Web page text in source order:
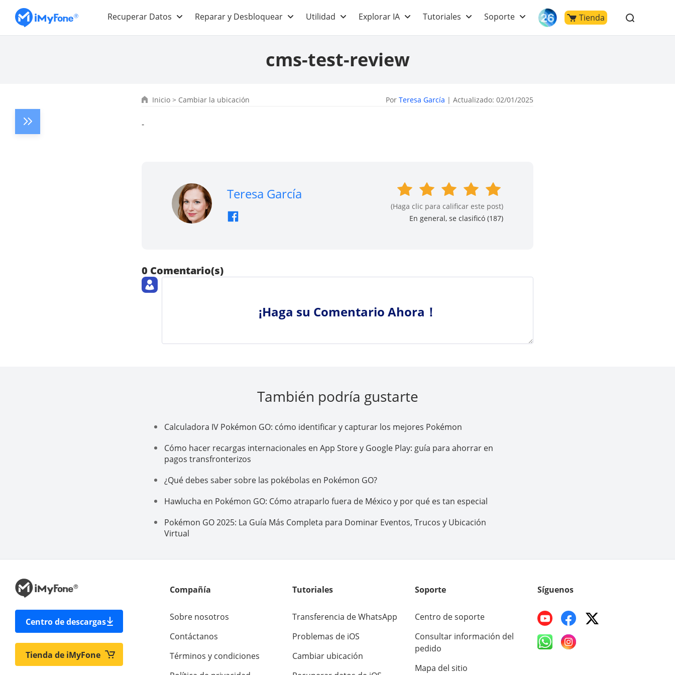
Recuperar Datos Reparar y Desbloquear Utilidad Explorar IA Tutoriales Soporte Tienda
cms-test-review
Inicio > Cambiar la ubicación Por Teresa García | Actualizado: 02/01/2025
-
Teresa García
(Haga clic para calificar este post)
En general, se clasificó (187)
0 Comentario(s)
¡Haga su Comentario Ahora！
También podría gustarte
Calculadora IV Pokémon GO: cómo identificar y capturar los mejores Pokémon
Cómo hacer recargas internacionales en App Store y Google Play: guía para ahorrar en
pagos transfronterizos
¿Qué debes saber sobre las pokébolas en Pokémon GO?
Hawlucha en Pokémon GO: Cómo atraparlo fuera de México y por qué es tan especial
Pokémon GO 2025: La Guía Más Completa para Dominar Eventos, Trucos y Ubicación
Virtual
Centro de descargas
Tienda de iMyFone
Compañía
Sobre nosotros
Contáctanos
Términos y condiciones
Tutoriales
Transferencia de WhatsApp
Problemas de iOS
Cambiar ubicación
Soporte
Centro de soporte
Consultar información del
pedido
Mapa del sitio
Síguenos